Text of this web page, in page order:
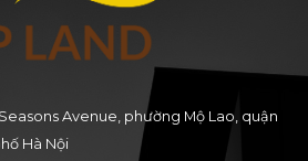
Avenue, phường Mộ Lao, quận
Hà Nội